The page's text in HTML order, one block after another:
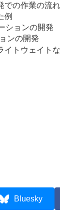
での作業の流れ
例
ションの開発
ンの開発
イトウェイト
Bluesky